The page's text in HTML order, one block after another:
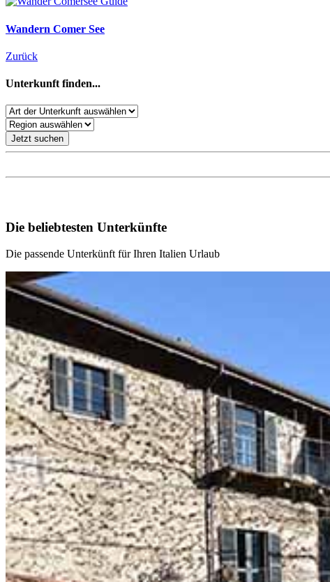
Wandern Comer See
Zurück
Unterkunft finden...
Jetzt suchen
Die beliebtesten Unterkünfte
Die passende Unterkünft für Ihren Italien Urlaub